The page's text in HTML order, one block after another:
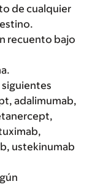
de cualquier
recuento bajo
siguientes
adalimumab,
ustekinumab